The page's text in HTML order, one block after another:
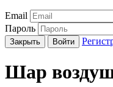
Email
Пароль
Закрыть Войти
Шар